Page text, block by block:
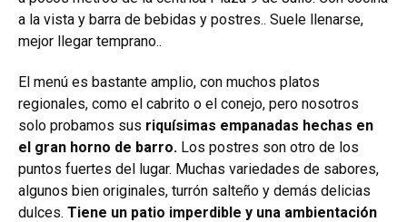
a la vista y barra de bebidas y postres.. Suele llenarse,
mejor llegar temprano..
El menú es bastante amplio, con muchos platos
regionales, como el cabrito o el conejo, pero nosotros
solo probamos sus riquísimas empanadas hechas en
el gran horno de barro. Los postres son otro de los
puntos fuertes del lugar. Muchas variedades de sabores,
algunos bien originales, turrón salteño y demás delicias
dulces. Tiene un patio imperdible y una ambientación